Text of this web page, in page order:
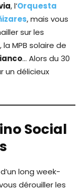
, l’Orquesta
, mais vous
sur les
, la MPB solaire de
… Alors du 30
un délicieux
Social
long week-
dérouiller les